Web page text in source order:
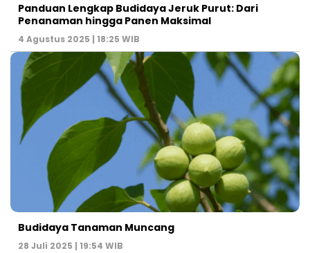
Panduan Lengkap Budidaya Jeruk Purut: Dari
Penanaman hingga Panen Maksimal
4 Agustus 2025 | 18:25 WIB
Budidaya Tanaman Muncang
28 Juli 2025 | 19:54 WIB